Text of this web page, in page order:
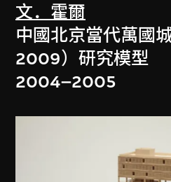
文．霍爾
中國北京當代萬國
2009）研究模型
2004–2005